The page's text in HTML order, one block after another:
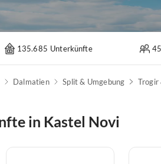
135.685 Unterkünfte
Dalmatien Split & Umgebung Trogir
in Kastel Novi